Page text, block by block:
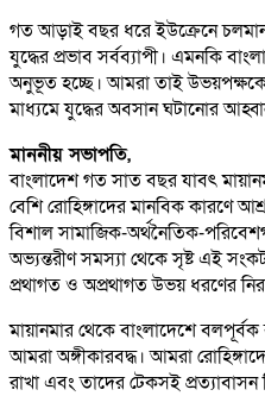
গত আড়াই বছর ধরে ইউক্রেনে চলমান
যুদ্ধের প্রভাব সর্বব্যাপী। এমনকি
অনুভূত হচ্ছে। আমরা তাই
মাধ্যমে যুদ্ধের অবসান ঘটানোর
মাননীয় সভাপতি,
বাংলাদেশ গত সাত বছর যাবৎ
বেশি রোহিঙ্গাদের মানবিক কারণে
বিশাল সামাজিক-অর্থনৈতিক-
অভ্যন্তরীণ সমস্যা থেকে সৃষ্ট এই
প্রথাগত ও অপ্রথাগত উভয় ধরণের
মায়ানমার থেকে বাংলাদেশে
আমরা অঙ্গীকারবদ্ধ। আমরা
রাখা এবং তাদের টেকসই প্রত্যাবাসন